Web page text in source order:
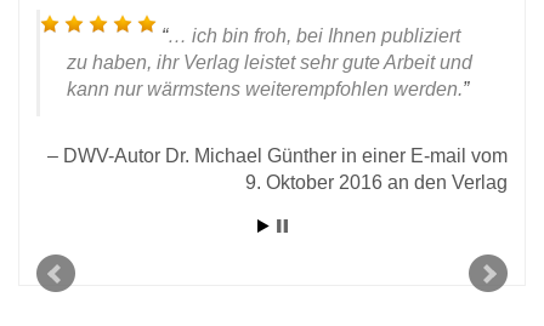
… ich bin froh, bei Ihnen publiziert
zu haben, ihr Verlag leistet sehr gute Arbeit und
kann nur wärmstens weiterempfohlen werden.
DWV-Autor Dr. Michael Günther in einer E-mail vom
9. Oktober 2016 an den Verlag